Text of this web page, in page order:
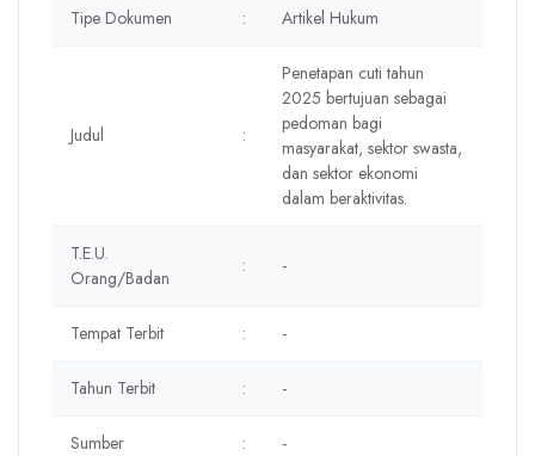
Tipe Dokumen : Artikel Hukum
Judul :
Penetapan cuti tahun
2025 bertujuan sebagai
pedoman bagi
masyarakat, sektor swasta,
dan sektor ekonomi
dalam beraktivitas.
T.E.U.
Orang/Badan
: -
Tempat Terbit : -
Tahun Terbit : -
Sumber : -